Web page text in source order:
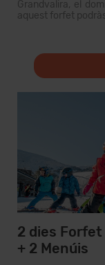
Grandvalira, el
aquest forfet
2 dies Forfet
+ 2 Menúis